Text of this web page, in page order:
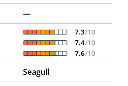
—
7.3/10
7.4/10
7.6/10
Seagull